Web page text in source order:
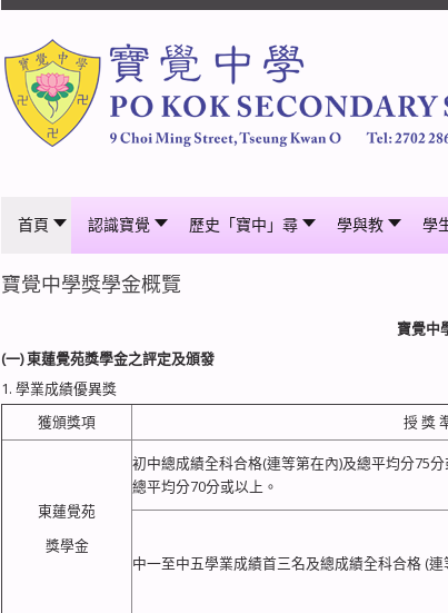
首頁 認識寶覺 歷史「寶中」尋 學與教 學
寶覺中學獎學金概覽
寶覺中
(一)東蓮覺苑獎學金之評定及頒發
1. 學業成績優異獎
獲頒獎項
授 獎
東蓮覺苑
獎學金
初中總成績全科合格(連等第在內)及總平均分75
總平均分70分或以上。
中一至中五學業成績首三名及總成績全科合格 (連